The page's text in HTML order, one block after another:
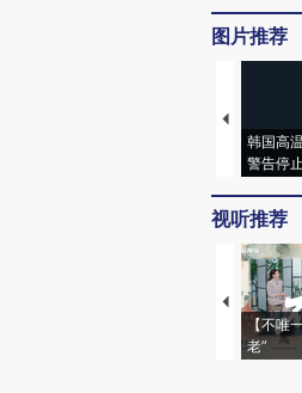
图片推荐
韩国高
警告停
视听推荐
【不唯
老”